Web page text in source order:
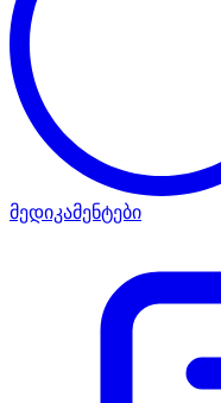
მედიკამენტები